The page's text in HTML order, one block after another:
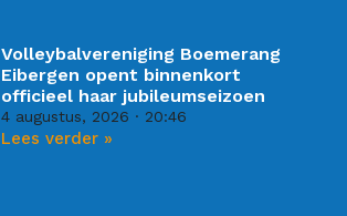
Volleybalvereniging Boemerang
Eibergen opent binnenkort
officieel haar jubileumseizoen
4 augustus, 2026 20:46
Lees verder »